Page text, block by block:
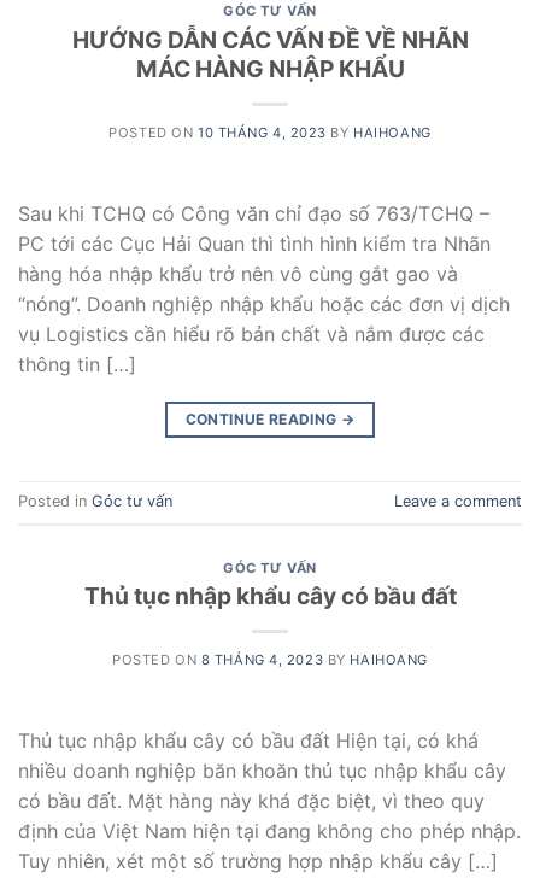
GÓC TƯ VẤN
HƯỚNG DẪN CÁC VẤN ĐỀ VỀ NHÃN
MÁC HÀNG NHẬP KHẨU
POSTED ON 10 THÁNG 4, 2023 BY HAIHOANG
Sau khi TCHQ có Công văn chỉ đạo số 763/TCHQ –
PC tới các Cục Hải Quan thì tình hình kiểm tra Nhãn
hàng hóa nhập khẩu trở nên vô cùng gắt gao và
“nóng”. Doanh nghiệp nhập khẩu hoặc các đơn vị dịch
vụ Logistics cần hiểu rõ bản chất và nắm được các
thông tin […]
CONTINUE READING →
Posted in Góc tư vấn Leave a comment
GÓC TƯ VẤN
Thủ tục nhập khẩu cây có bầu đất
POSTED ON 8 THÁNG 4, 2023 BY HAIHOANG
Thủ tục nhập khẩu cây có bầu đất Hiện tại, có khá
nhiều doanh nghiệp băn khoăn thủ tục nhập khẩu cây
có bầu đất. Mặt hàng này khá đặc biệt, vì theo quy
định của Việt Nam hiện tại đang không cho phép nhập.
Tuy nhiên, xét một số trường hợp nhập khẩu cây […]